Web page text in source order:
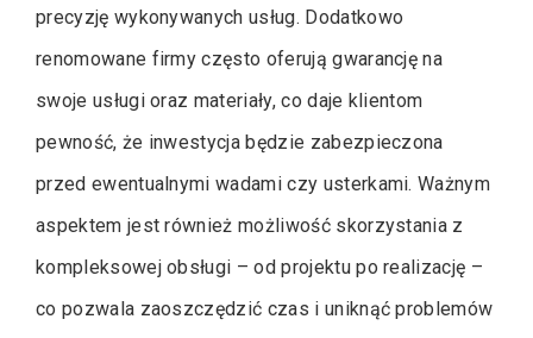
precyzję wykonywanych usług. Dodatkowo
renomowane firmy często oferują gwarancję na
swoje usługi oraz materiały, co daje klientom
pewność, że inwestycja będzie zabezpieczona
przed ewentualnymi wadami czy usterkami. Ważnym
aspektem jest również możliwość skorzystania z
kompleksowej obsługi – od projektu po realizację –
co pozwala zaoszczędzić czas i uniknąć problemów